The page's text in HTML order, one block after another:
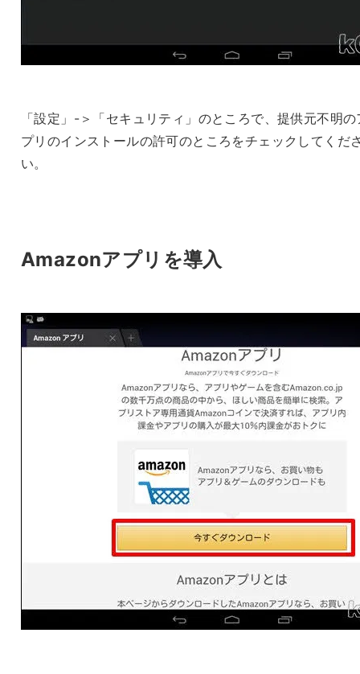
「設定」-＞「セキュリティ」のところで、提供元不明の
プリのインストールの許可のところをチェックしてくだ
い。
Amazonアプリを導入